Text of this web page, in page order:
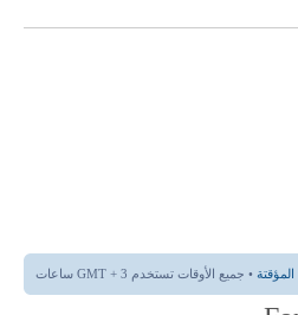
• جميع الأوقات تستخدم GMT + 3 ساعات